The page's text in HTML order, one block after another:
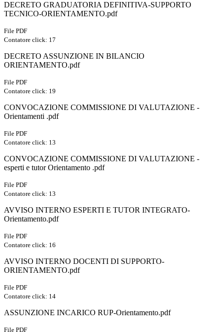
DECRETO GRADUATORIA DEFINITIVA-SUPPORTO
TECNICO-ORIENTAMENTO.pdf
File PDF
Contatore click: 17
DECRETO ASSUNZIONE IN BILANCIO
ORIENTAMENTO.pdf
File PDF
Contatore click: 19
CONVOCAZIONE COMMISSIONE DI VALUTAZIONE -
Orientamenti .pdf
File PDF
Contatore click: 13
CONVOCAZIONE COMMISSIONE DI VALUTAZIONE -
esperti e tutor Orientamento .pdf
File PDF
Contatore click: 13
AVVISO INTERNO ESPERTI E TUTOR INTEGRATO-
Orientamento.pdf
File PDF
Contatore click: 16
AVVISO INTERNO DOCENTI DI SUPPORTO-
ORIENTAMENTO.pdf
File PDF
Contatore click: 14
ASSUNZIONE INCARICO RUP-Orientamento.pdf
File PDF